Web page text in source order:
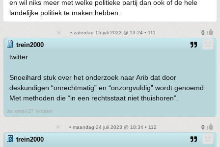
en wil niks meer met welke politieke partij dan ook of de hele
landelijke politiek te maken hebben.
• zaterdag 15 juli 2023 @ 13:24 • 111
trein2000
twitter
Snoeihard stuk over het onderzoek naar Arib dat door
deskundigen “onrechtmatig” en “onzorgvuldig” wordt genoemd.
Met methoden die “in een rechtsstaat niet thuishoren”.
zie email 27 oktober
• maandag 24 juli 2023 @ 18:34 • 112
trein2000